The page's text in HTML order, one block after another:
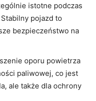
istotne podczas
pojazd to
bezpieczeństwo na
oporu powietrza
paliwowej, co jest
ale także dla ochrony